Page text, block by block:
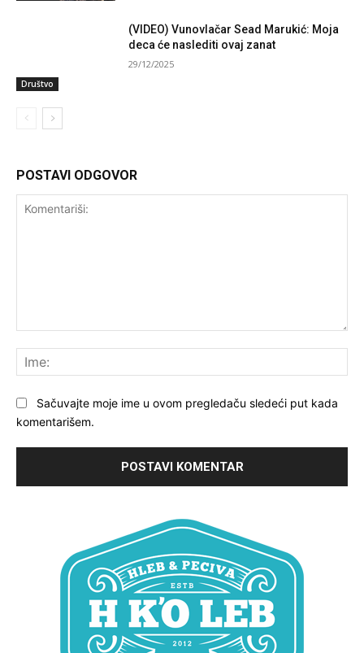
Društvo
(VIDEO) Vunovlačar Sead Marukić: Moja
deca će naslediti ovaj zanat
29/12/2025
POSTAVI ODGOVOR
Sačuvajte moje ime u ovom pregledaču sledeći put kada
komentarišem.